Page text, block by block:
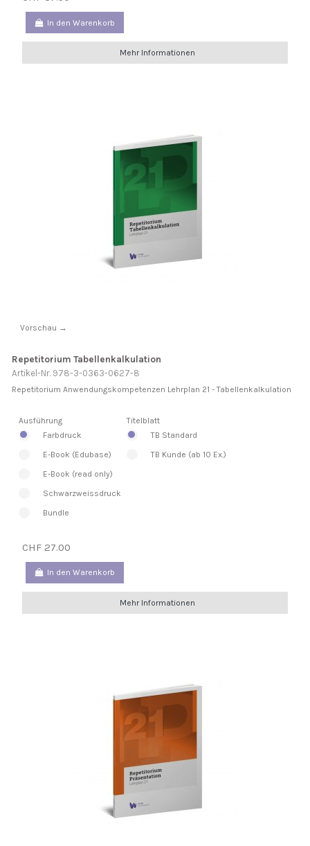
In den Warenkorb
Mehr Informationen
Vorschau →
Repetitorium Tabellenkalkulation
Artikel-Nr. 978-3-0363-0627-8
Repetitorium Anwendungskompetenzen Lehrplan 21 - Tabellenkalkulation
Ausführung
Farbdruck
E-Book (Edubase)
E-Book (read only)
Schwarzweissdruck
Bundle
Titelblatt
TB Standard
TB Kunde (ab 10 Ex.)
CHF 27.00
In den Warenkorb
Mehr Informationen